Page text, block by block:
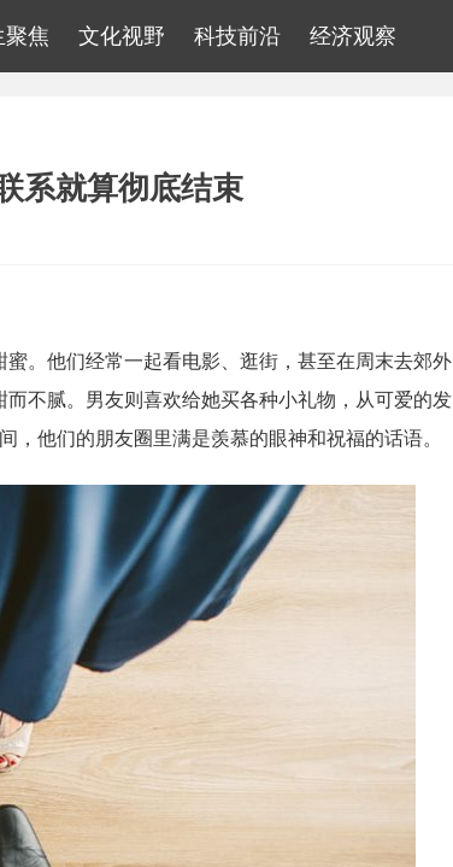
聚焦 文化视野 科技前沿 经济观察
系就算彻底结束
。他们经常一起看电影、逛街，甚至在周末去郊外
不腻。男友则喜欢给她买各种小礼物，从可爱的发
他们的朋友圈里满是羡慕的眼神和祝福的话语。